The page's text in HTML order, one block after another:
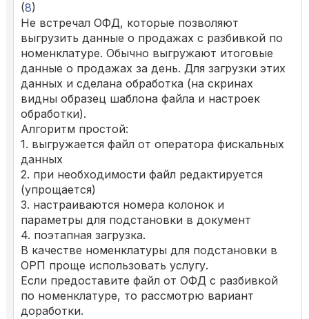
(8)
Не встречал ОФД, которые позволяют
выгрузить данные о продажах с разбивкой по
номенклатуре. Обычно выгружают итоговые
данные о продажах за день. Для загрузки этих
данных и сделана обработка (на скринах
видны образец шаблона файла и настроек
обработки).
Алгоритм простой:
1. выгружается файл от оператора фискальных
данных
2. при необходимости файл редактируется
(упрощается)
3. настраиваются номера колонок и
параметры для подстановки в документ
4. поэтапная загрузка.
В качестве номенклатуры для подстановки в
ОРП проще использовать услугу.
Если предоставите файл от ОФД с разбивкой
по номенклатуре, то рассмотрю вариант
доработки.